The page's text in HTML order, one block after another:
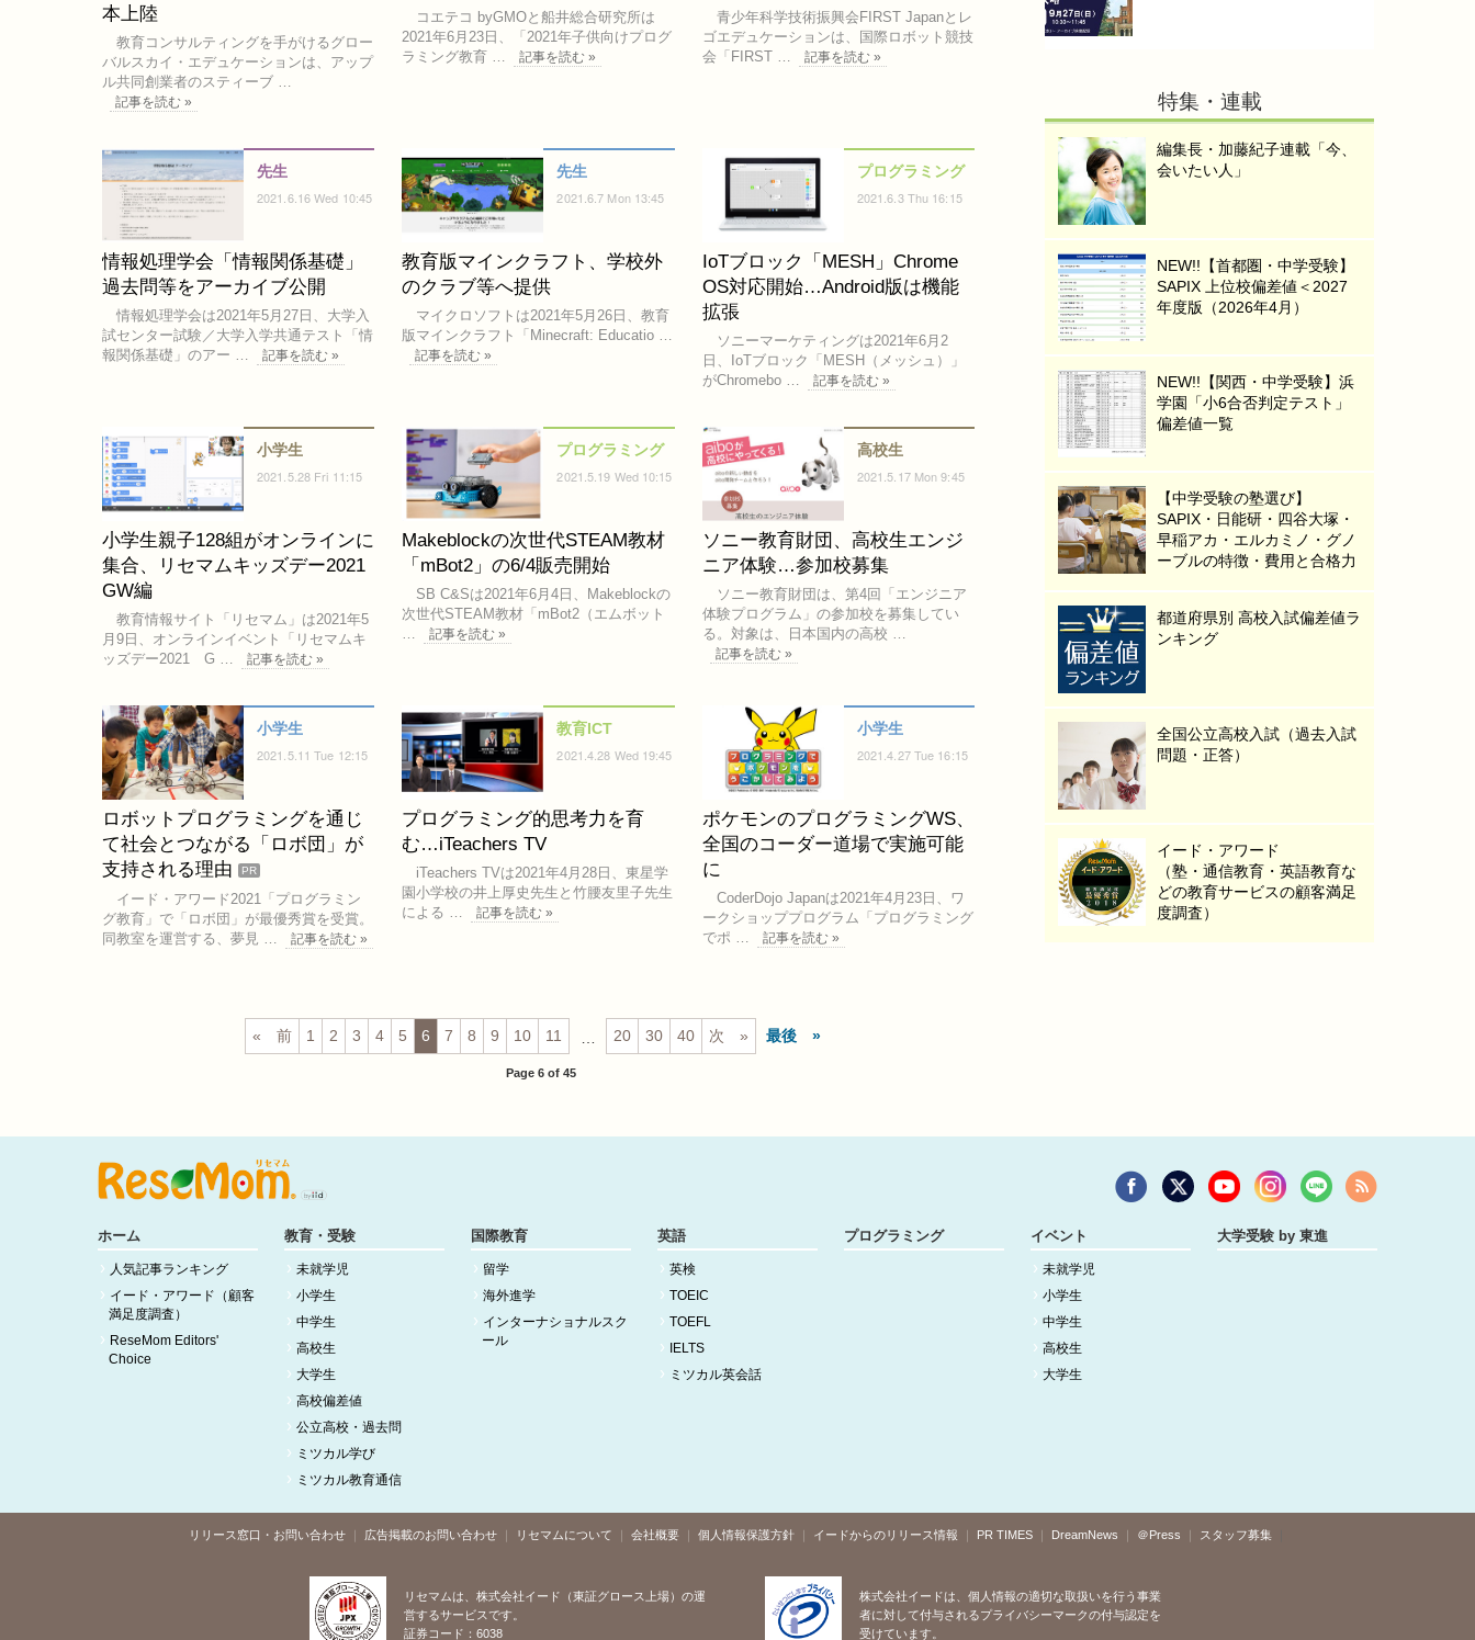
本上陸
教育コンサルティングを手がけるグロー
バルスカイ・エデュケーションは、アップ
ル共同創業者のスティーブ …
記事を読む »
コエテコ byGMOと船井総合研究所は
2021年6月23日、「2021年子供向けプログ
ラミング教育 …
記事を読む »
青少年科学技術振興会FIRST Japanとレ
ゴエデュケーションは、国際ロボット競技
会「FIRST …
記事を読む »
先生
2021.6.16 Wed 10:45
情報処理学会「情報関係基礎」
過去問等をアーカイブ公開
情報処理学会は2021年5月27日、大学入
試センター試験／大学入学共通テスト「情
報関係基礎」のアー …
記事を読む »
先生
2021.6.7 Mon 13:45
教育版マインクラフト、学校外
のクラブ等へ提供
マイクロソフトは2021年5月26日、教育
版マインクラフト「Minecraft: Educatio …
記事を読む »
プログラミング
2021.6.3 Thu 16:15
IoTブロック「MESH」Chrome
OS対応開始…Android版は機能
拡張
ソニーマーケティングは2021年6月2
日、IoTブロック「MESH（メッシュ）」
がChromebo …
記事を読む »
小学生
2021.5.28 Fri 11:15
小学生親子128組がオンラインに
集合、リセマムキッズデー2021
GW編
教育情報サイト「リセマム」は2021年5
月9日、オンラインイベント「リセマムキ
ッズデー2021 G …
記事を読む »
プログラミング
2021.5.19 Wed 10:15
Makeblockの次世代STEAM教材
「mBot2」の6/4販売開始
SB C&Sは2021年6月4日、Makeblockの
次世代STEAM教材「mBot2（エムボット
記事を読む »
高校生
2021.5.17 Mon 9:45
ソニー教育財団、高校生エンジ
ニア体験…参加校募集
ソニー教育財団は、第4回「エンジニア
体験プログラム」の参加校を募集してい
る。対象は、日本国内の高校 …
記事を読む »
小学生
2021.5.11 Tue 12:15
ロボットプログラミングを通じ
て社会とつながる「ロボ団」が
支持される理由
PR
イード・アワード2021「プログラミン
グ教育」で「ロボ団」が最優秀賞を受賞。
同教室を運営する、夢見 …
記事を読む »
教育ICT
2021.4.28 Wed 19:45
プログラミング的思考力を育
む…iTeachers TV
iTeachers TVは2021年4月28日、東星学
園小学校の井上厚史先生と竹腰友里子先生
による …
記事を読む »
小学生
2021.4.27 Tue 16:15
ポケモンのプログラミングWS、
全国のコーダー道場で実施可能
に
CoderDojo Japanは2021年4月23日、ワ
ークショッププログラム「プログラミング
でポ …
記事を読む »
前 1 2 3 4 5 6 7 8 9 10 11 20 30 40 次 最後
Page 6 of 45
特集・連載
編集長・加藤紀子連載「今、
会いたい人」
NEW!!【首都圏・中学受験】
SAPIX 上位校偏差値＜2027
年度版（2026年4月）
NEW!!【関西・中学受験】浜
学園「小6合否判定テスト」
偏差値一覧
【中学受験の塾選び】
SAPIX・日能研・四谷大塚・
早稲アカ・エルカミノ・グノ
ーブルの特徴・費用と合格力
都道府県別 高校入試偏差値ラ
ンキング
全国公立高校入試（過去入試
問題・正答）
イード・アワード
（塾・通信教育・英語教育な
どの教育サービスの顧客満足
度調査）
ホーム
人気記事ランキング
イード・アワード（顧客
満足度調査）
ReseMom Editors'
Choice
教育・受験
未就学児
小学生
中学生
高校生
大学生
高校偏差値
公立高校・過去問
ミツカル学び
ミツカル教育通信
国際教育
留学
海外進学
インターナショナルスク
ール
英語
英検
TOEIC
TOEFL
IELTS
ミツカル英会話
プログラミング イベント
未就学児
小学生
中学生
高校生
大学生
大学受験 by 東進
リリース窓口・お問い合わせ 広告掲載のお問い合わせ リセマムについて 会社概要 個人情報保護方針 イードからのリリース情報 PR TIMES DreamNews ＠Press スタッフ募集
リセマムは、株式会社イード（東証グロース上場）の運
営するサービスです。
証券コード：6038
株式会社イードは、個人情報の適切な取扱いを行う事業
者に対して付与されるプライバシーマークの付与認定を
受けています。